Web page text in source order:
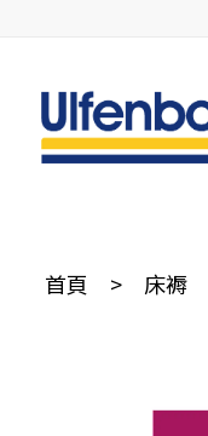
首頁 > 床褥